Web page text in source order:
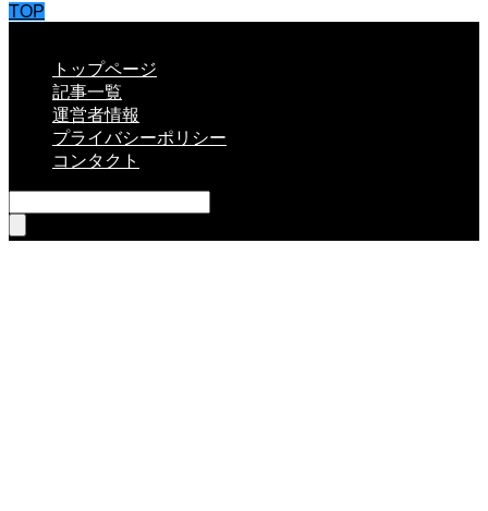
TOP
トップページ
記事一覧
運営者情報
プライバシーポリシー
コンタクト